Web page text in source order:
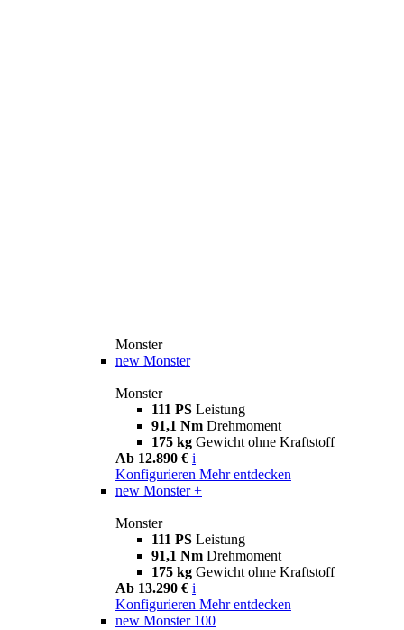
Monster
new Monster
Monster
111 PS Leistung
91,1 Nm Drehmoment
175 kg Gewicht ohne Kraftstoff
Ab 12.890 € i
Konfigurieren Mehr entdecken
new Monster +
Monster +
111 PS Leistung
91,1 Nm Drehmoment
175 kg Gewicht ohne Kraftstoff
Ab 13.290 € i
Konfigurieren Mehr entdecken
new Monster 100